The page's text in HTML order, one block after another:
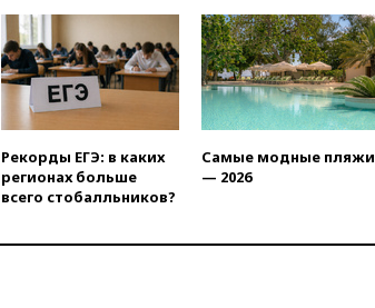
пострадали при атаках ВСУ на
Белгородскую область
вчера, 18:00Совет мира
выбрал подрядчика для
строительства военной базы в
вчера, 17:50Миронов призвал
снять «Яблоко» с выборов в
вчера, 17:45Правительство
Рекорды ЕГЭ: в каких
регионах больше
всего стобалльников?
Самые модные пляжи
— 2026